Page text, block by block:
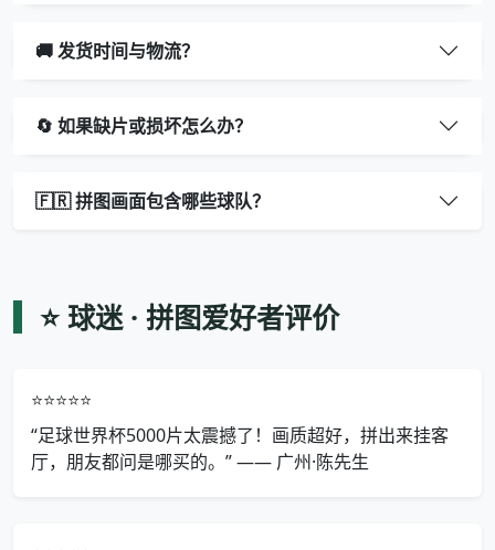
🚚 发货时间与物流？
🔄 如果缺片或损坏怎么办？
🇫🇷 拼图画面包含哪些球队？
⭐ 球迷 · 拼图爱好者评价
⭐⭐⭐⭐⭐
“足球世界杯5000片太震撼了！画质超好，拼出来挂客
厅，朋友都问是哪买的。” —— 广州·陈先生